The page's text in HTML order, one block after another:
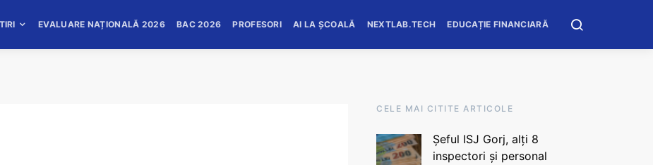
EVALUARE NAȚIONALĂ 2026 BAC 2026 PROFESORI AI LA ȘCOALĂ NEXTLAB.TECH EDUCAȚIE FINANCIARĂ
CELE MAI CITITE ARTICOLE
Șeful ISJ Gorj, alți 8
inspectori și personal